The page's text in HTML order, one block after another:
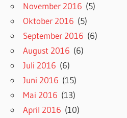
November 2016 (5)
Oktober 2016 (5)
September 2016 (6)
August 2016 (6)
Juli 2016 (6)
Juni 2016 (15)
Mai 2016 (13)
April 2016 (10)